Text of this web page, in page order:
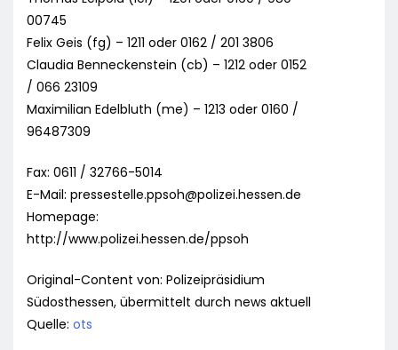
00745
Felix Geis (fg) – 1211 oder 0162 / 201 3806
Claudia Benneckenstein (cb) – 1212 oder 0152
/ 066 23109
Maximilian Edelbluth (me) – 1213 oder 0160 /
96487309
Fax: 0611 / 32766-5014
E-Mail: pressestelle.ppsoh@polizei.hessen.de
Homepage:
http://www.polizei.hessen.de/ppsoh
Original-Content von: Polizeipräsidium
Südosthessen, übermittelt durch news aktuell
Quelle: ots